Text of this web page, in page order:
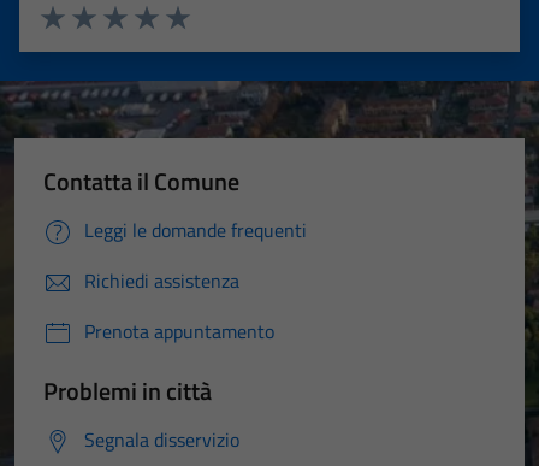
Valuta 5 stelle su 5
Valuta 4 stelle su 5
Valuta 3 stelle su 5
Valuta 2 stelle su 5
Valuta 1 stelle su 5
Contatta il Comune
Leggi le domande frequenti
Richiedi assistenza
Prenota appuntamento
Problemi in città
Segnala disservizio